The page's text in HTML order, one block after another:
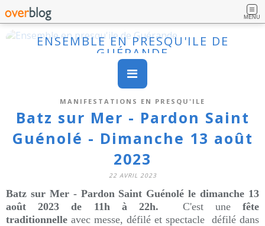
MENU
ENSEMBLE EN PRESQU'ILE DE
GUÉRANDE
MANIFESTATIONS EN PRESQU'ILE
Batz sur Mer - Pardon Saint
Guénolé - Dimanche 13 août
2023
22 AVRIL 2023
Batz sur Mer - Pardon Saint Guénolé le dimanche 13
août 2023 de 11h à 22h. C'est unefête
traditionnelle avec messe, défilé et spectacle défilé dans